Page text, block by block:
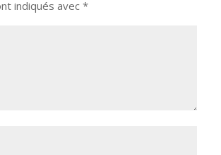
indiqués avec *